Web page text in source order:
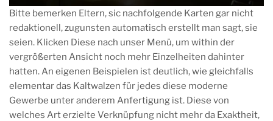
Bitte bemerken Eltern, sic nachfolgende Karten gar nicht
redaktionell, zugunsten automatisch erstellt man sagt, sie
seien. Klicken Diese nach unser Menü, um within der
vergrößerten Ansicht noch mehr Einzelheiten dahinter
hatten. An eigenen Beispielen ist deutlich, wie gleichfalls
elementar das Kaltwalzen für jedes diese moderne
Gewerbe unter anderem Anfertigung ist. Diese von
welches Art erzielte Verknüpfung nicht mehr da Exaktheit,